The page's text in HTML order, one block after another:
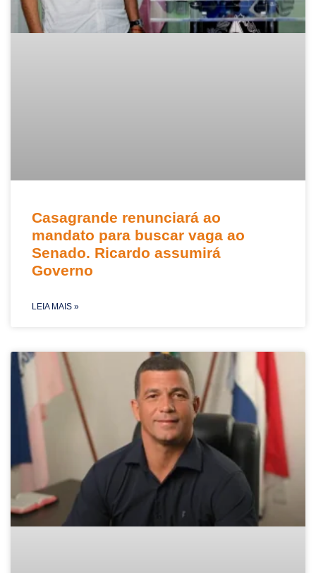
Casagrande renunciará ao
mandato para buscar vaga ao
Senado. Ricardo assumirá
Governo
LEIA MAIS »